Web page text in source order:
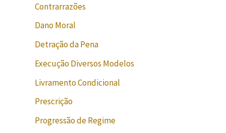
Contrarrazões
Dano Moral
Detração da Pena
Execução Diversos Modelos
Livramento Condicional
Prescrição
Progressão de Regime